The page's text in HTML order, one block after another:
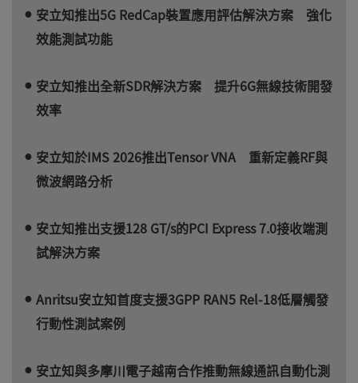
安立知推出5G RedCap裝置應用評估解決方案 強化
效能測試功能
安立知推出全新SDR解決方案 提升6G無線技術開發
效率
安立知於IMS 2026推出Tensor VNA 重新定義RF與
微波網路分析
安立知推出支援128 GT/s的PCI Express 7.0接收端測
試解決方案
Anritsu安立知首度支援3GPP RAN5 Rel-18低層觸發
行動性測試案例
安立知與多摩川電子越南合作推動無線通訊自動化測